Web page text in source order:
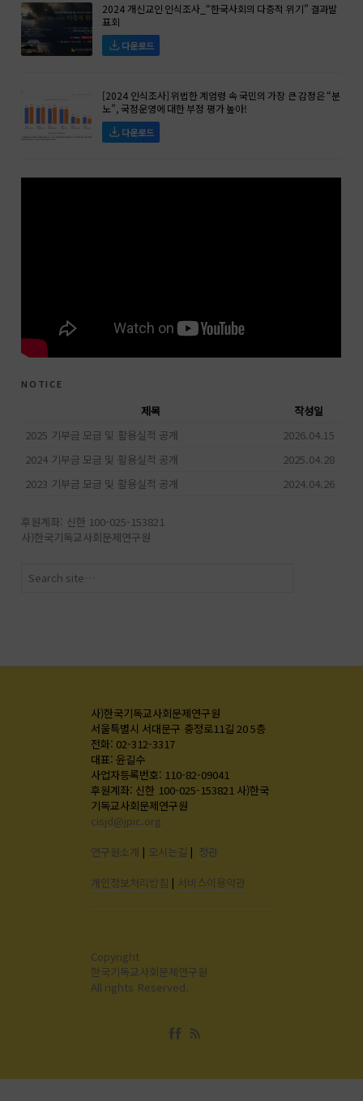
2024 개신교인 인식조사_“한국사회의 다층적 위기” 결과발
표회
다운로드
[2024 인식조사] 위법한 계엄령 속 국민의 가장 큰 감정은 “분
노”, 국정운영에 대한 부정 평가 높아!
다운로드
notice
제목
작성일
2025 기부금 모금 및 활용실적 공개
2026.04.15
2024 기부금 모금 및 활용실적 공개
2025.04.28
2023 기부금 모금 및 활용실적 공개
2024.04.26
후원계좌: 신한 100-025-153821
사)한국기독교사회문제연구원
사)한국기독교사회문제연구원
서울특별시 서대문구 충정로11길 20 5층
전화: 02-312-3317
대표: 윤길수
사업자등록번호: 110-82-09041
후원계좌: 신한 100-025-153821 사)한국
기독교사회문제연구원
cisjd@jpic.org
연구원소개 | 오시는길 | 정관
개인정보처리방침 | 서비스이용약관
Copyright
한국기독교사회문제연구원
All rights Reserved.